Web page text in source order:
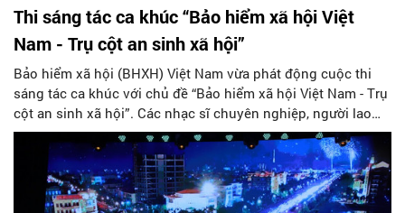
Thi sáng tác ca khúc “Bảo hiểm xã hội Việt
Nam - Trụ cột an sinh xã hội”
Bảo hiểm xã hội (BHXH) Việt Nam vừa phát động cuộc thi
sáng tác ca khúc với chủ đề “Bảo hiểm xã hội Việt Nam - Trụ
cột an sinh xã hội”. Các nhạc sĩ chuyên nghiệp, người lao
động trong, ngoài Ngành, người dân cả nước đều có thể gửi
ca khúc dự thi và có cơ hội giành giải thưởng cao nhất 50
triệu đồng.